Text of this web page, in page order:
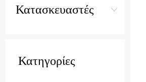
Κατασκευαστές
Κατηγορίες